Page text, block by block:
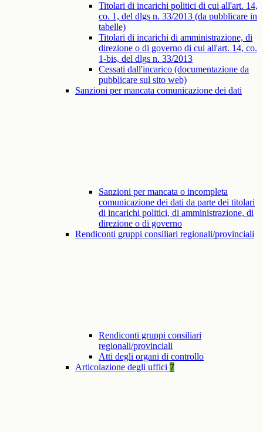
Titolari di incarichi politici di cui all'art. 14,
co. 1, del dlgs n. 33/2013 (da pubblicare in
tabelle)
Titolari di incarichi di amministrazione, di
direzione o di governo di cui all'art. 14, co.
1-bis, del dlgs n. 33/2013
Cessati dall'incarico (documentazione da
pubblicare sul sito web)
Sanzioni per mancata comunicazione dei dati
Sanzioni per mancata o incompleta
comunicazione dei dati da parte dei titolari
di incarichi politici, di amministrazione, di
direzione o di governo
Rendiconti gruppi consiliari regionali/provinciali
Rendiconti gruppi consiliari
regionali/provinciali
Atti degli organi di controllo
Articolazione degli uffici 7